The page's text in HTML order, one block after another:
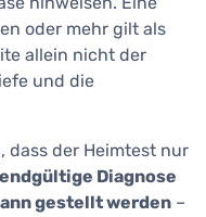
oder mehr gilt als
allein nicht der
und die
dass der Heimtest nur
Diagnose
gestellt werden –